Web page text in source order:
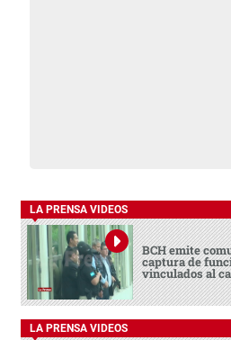
LA PRENSA VIDEOS
BCH emite
captura de
vinculados al
LA PRENSA VIDEOS